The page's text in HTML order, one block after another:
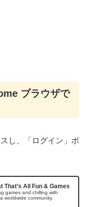
ブラウザで
し、「ログイン」ボ
That’s All Fun & Games
games and chilling with
worldwide community.